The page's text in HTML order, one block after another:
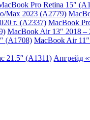
Pro Retina 15″
Max 2023 (A2779)
г. (A2337) MacBook
MacBook Air 13″ 2018 –
(A1708) MacBook Air
21.5″ (A1311) Апгрейд